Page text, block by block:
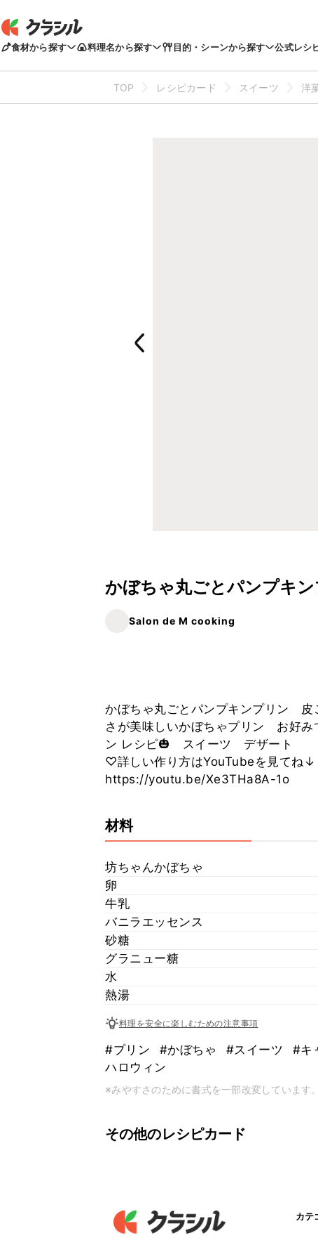
食材から探す 料理名から探す 目的・シーンから探す 公式レシ
TOP レシピカード スイーツ 洋
かぼちゃ丸ごとパンプキ
Salon de M cooking
かぼちゃ丸ごとパンプキンプリン
さが美味しいかぼちゃプリン お好
ン レシピ🎃 スイーツ デザート
♡詳しい作り方はYouTubeを見てね↓
https://youtu.be/Xe3THa8A-1o
材料
坊ちゃんかぼちゃ
卵
牛乳
バニラエッセンス
砂糖
グラニュー糖
水
熱湯
料理を安全に楽しむための注意事項
#プリン #かぼちゃ #スイーツ #キ
ハロウィン
※みやすさのために書式を一部改変しています。
その他のレシピカード
カテ